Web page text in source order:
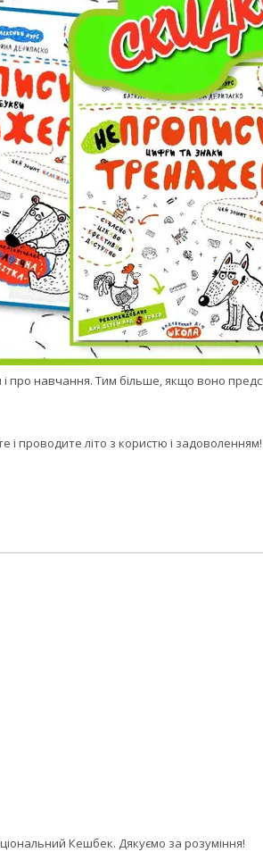
про навчання. Тим більше, якщо воно
і проводите літо з користю і задоволенням!
Кешбек. Дякуємо за розуміння!